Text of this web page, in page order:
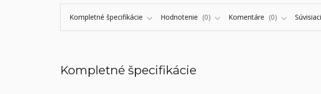
Kompletné špecifikácie Hodnotenie 0 Komentáre 0
Kompletné špecifikácie